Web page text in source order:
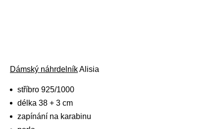
Dámský náhrdelníkAlisia
stříbro 925/1000
délka 38 + 3 cm
zapínání na karabinu